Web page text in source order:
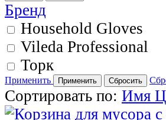
Бренд
Household Gloves
Vileda Professional
Торк
Применить
Сортировать по: Имя